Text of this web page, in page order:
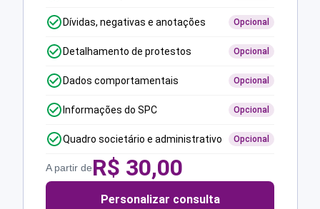
Dívidas, negativas e anotações Opcional
Detalhamento de protestos Opcional
Dados comportamentais Opcional
Informações do SPC Opcional
Quadro societário e administrativo Opcional
A partir deR$ 30,00
Personalizar consulta